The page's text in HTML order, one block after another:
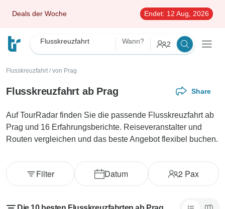
Deals der Woche Endet: 12 Aug, 2026
Flusskreuzfahrt Wann? 2
Flusskreuzfahrt / von Prag
Flusskreuzfahrt ab Prag Share
Auf TourRadar finden Sie die passende Flusskreuzfahrt ab
Prag und 16 Erfahrungsberichte. Reiseveranstalter und
Routen vergleichen und das beste Angebot flexibel buchen.
Datum 2 Pax
Filter